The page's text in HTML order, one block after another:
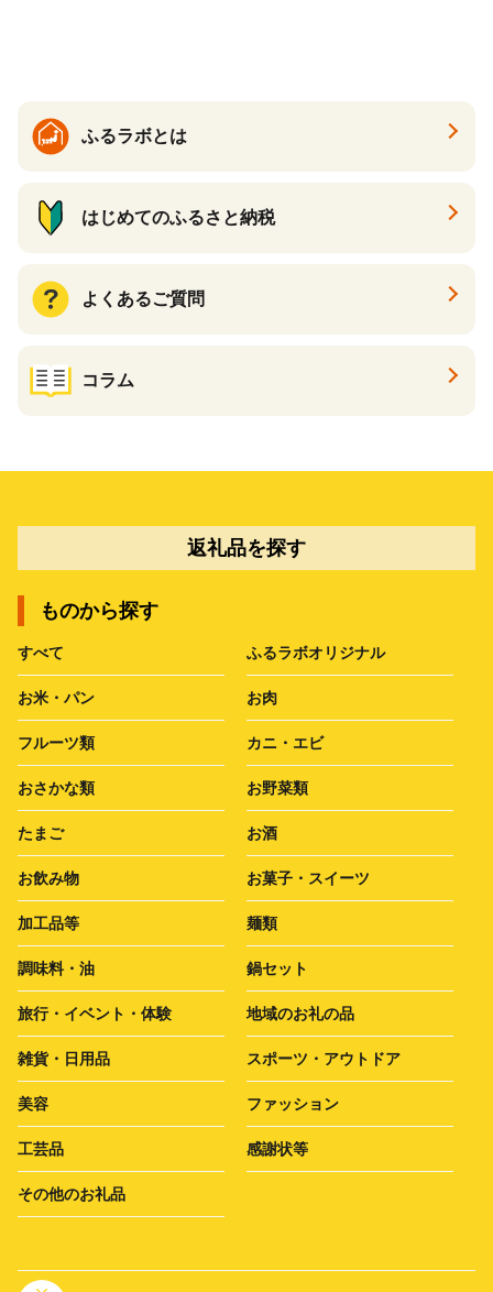
ふるラボとは
はじめてのふるさと納税
よくあるご質問
コラム
返礼品を探す
ものから探す
すべて ふるラボオリジナル
お米・パン お肉
フルーツ類 カニ・エビ
おさかな類 お野菜類
たまご お酒
お飲み物 お菓子・スイーツ
加工品等 麺類
調味料・油 鍋セット
旅行・イベント・体験 地域のお礼の品
雑貨・日用品 スポーツ・アウトドア
美容 ファッション
工芸品 感謝状等
その他のお礼品